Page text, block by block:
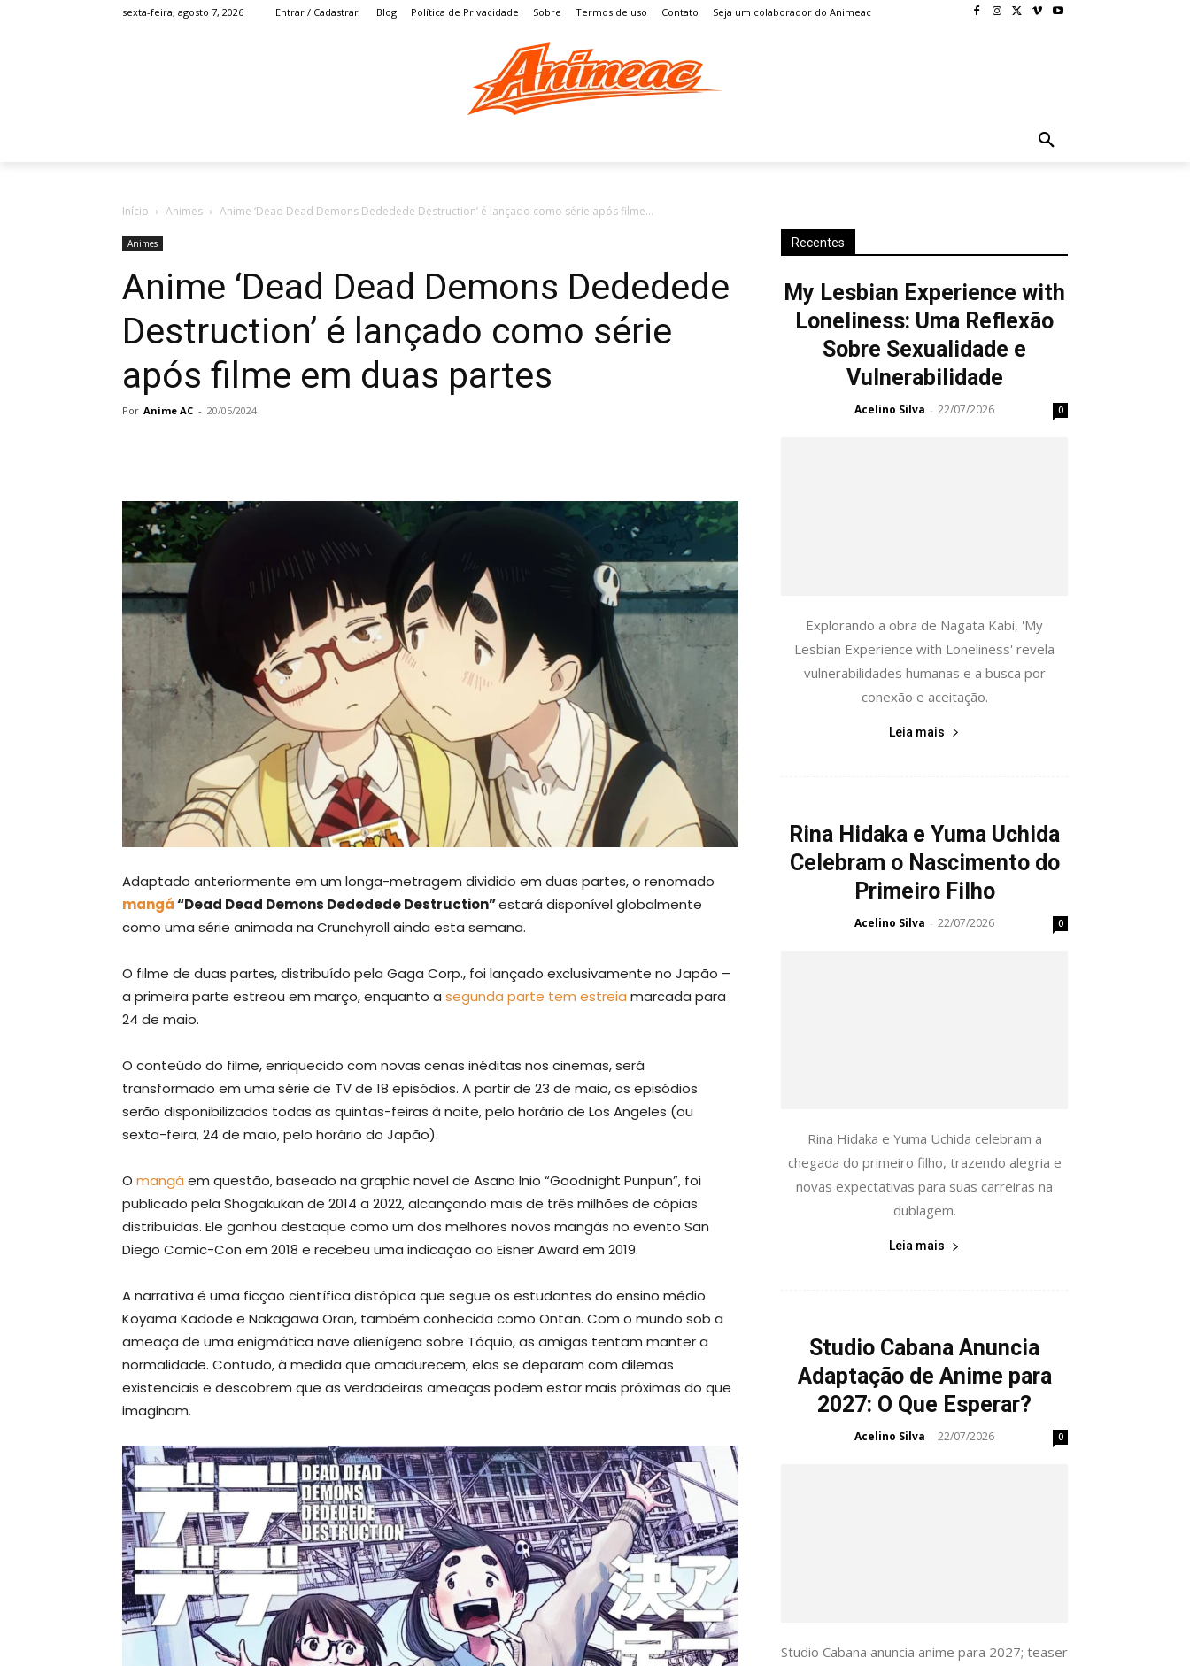
sexta-feira, agosto 7, 2026 Entrar / Cadastrar Blog Política de Privacidade Sobre Termos de uso Contato Seja um colaborador do Animeac
Início Animes Anime ‘Dead Dead Demons Dededede Destruction’ é lançado como série após filme...
Animes
Anime ‘Dead Dead Demons Dededede
Destruction’ é lançado como série
após filme em duas partes
Por Anime AC - 20/05/2024
Adaptado anteriormente em um longa-metragem dividido em duas partes, o renomado
mangá“Dead Dead Demons Dededede Destruction”estará disponível globalmente
como uma série animada na Crunchyroll ainda esta semana.
O filme de duas partes, distribuído pela Gaga Corp., foi lançado exclusivamente no Japão –
a primeira parte estreou em março, enquanto a segunda parte tem estreia marcada para
24 de maio.
O conteúdo do filme, enriquecido com novas cenas inéditas nos cinemas, será
transformado em uma série de TV de 18 episódios. A partir de 23 de maio, os episódios
serão disponibilizados todas as quintas-feiras à noite, pelo horário de Los Angeles (ou
sexta-feira, 24 de maio, pelo horário do Japão).
O mangá em questão, baseado na graphic novel de Asano Inio “Goodnight Punpun”, foi
publicado pela Shogakukan de 2014 a 2022, alcançando mais de três milhões de cópias
distribuídas. Ele ganhou destaque como um dos melhores novos mangás no evento San
Diego Comic-Con em 2018 e recebeu uma indicação ao Eisner Award em 2019.
A narrativa é uma ficção científica distópica que segue os estudantes do ensino médio
Koyama Kadode e Nakagawa Oran, também conhecida como Ontan. Com o mundo sob a
ameaça de uma enigmática nave alienígena sobre Tóquio, as amigas tentam manter a
normalidade. Contudo, à medida que amadurecem, elas se deparam com dilemas
existenciais e descobrem que as verdadeiras ameaças podem estar mais próximas do que
imaginam.
Recentes
My Lesbian Experience with
Loneliness: Uma Reflexão
Sobre Sexualidade e
Vulnerabilidade
Acelino Silva - 22/07/2026 0
Explorando a obra de Nagata Kabi, 'My
Lesbian Experience with Loneliness' revela
vulnerabilidades humanas e a busca por
conexão e aceitação.
Leia mais
Rina Hidaka e Yuma Uchida
Celebram o Nascimento do
Primeiro Filho
Acelino Silva - 22/07/2026 0
Rina Hidaka e Yuma Uchida celebram a
chegada do primeiro filho, trazendo alegria e
novas expectativas para suas carreiras na
dublagem.
Leia mais
Studio Cabana Anuncia
Adaptação de Anime para
2027: O Que Esperar?
Acelino Silva - 22/07/2026 0
Studio Cabana anuncia anime para 2027; teaser